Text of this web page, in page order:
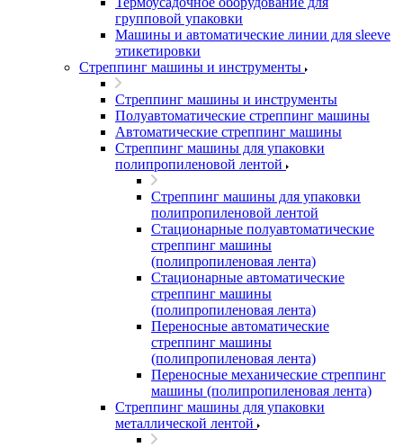
групповой упаковки
Машины и автоматические линии для sleeve
этикетировки
Стреппинг машины и инструменты
Стреппинг машины и инструменты
Полуавтоматические стреппинг машины
Автоматические стреппинг машины
Стреппинг машины для упаковки
полипропиленовой лентой
Стреппинг машины для упаковки
полипропиленовой лентой
Стационарные полуавтоматические
стреппинг машины
(полипропиленовая лента)
Стационарные автоматические
стреппинг машины
(полипропиленовая лента)
Переносные автоматические
стреппинг машины
(полипропиленовая лента)
Переносные механические стреппинг
машины (полипропиленовая лента)
Стреппинг машины для упаковки
металлической лентой